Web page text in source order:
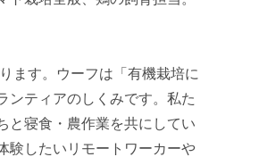
ます。ウーフは「有機栽培に
ンティアのしくみです。私た
と寝食・農作業を共にしてい
験したいリモートワーカーや